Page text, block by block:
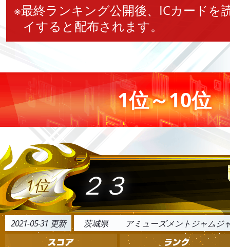
※最終ランキング公開後、ICカードを
イすると配布されます。
1位～10位
1位 ２３
2021-05-31 更新 茨城県 アミューズメントジャムジ